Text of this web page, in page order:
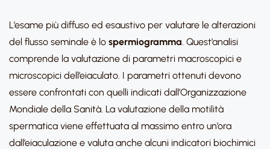
L’esame più diffuso ed esaustivo per valutare le alterazioni
del flusso seminale è lo spermiogramma. Quest’analisi
comprende la valutazione di parametri macroscopici e
microscopici dell’eiaculato. I parametri ottenuti devono
essere confrontati con quelli indicati dall’Organizzazione
Mondiale della Sanità. La valutazione della motilità
spermatica viene effettuata al massimo entro un’ora
dall’eiaculazione e valuta anche alcuni indicatori biochimici